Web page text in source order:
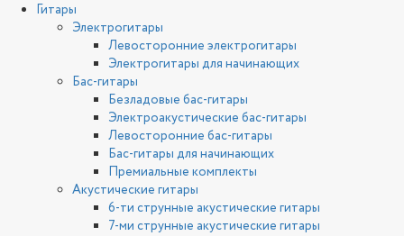
Гитары
Электрогитары
Левосторонние электрогитары
Электрогитары для начинающих
Бас-гитары
Безладовые бас-гитары
Электроакустические бас-гитары
Левосторонние бас-гитары
Бас-гитары для начинающих
Премиальные комплекты
Акустические гитары
6-ти струнные акустические гитары
7-ми струнные акустические гитары